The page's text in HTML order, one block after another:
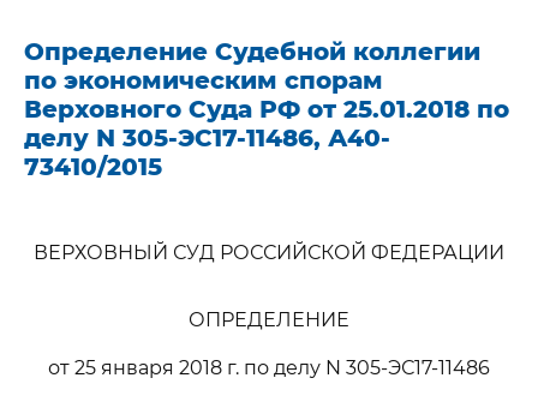
Определение Судебной коллегии
по экономическим спорам
Верховного Суда РФ от 25.01.2018 по
делу N 305-ЭС17-11486, А40-
73410/2015
ВЕРХОВНЫЙ СУД РОССИЙСКОЙ ФЕДЕРАЦИИ
ОПРЕДЕЛЕНИЕ
от 25 января 2018 г. по делу N 305-ЭС17-11486